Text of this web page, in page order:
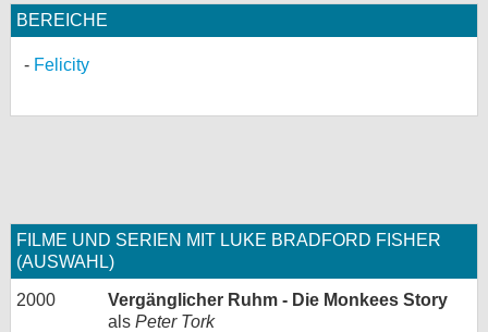
BEREICHE
Felicity
FILME UND SERIEN MIT LUKE BRADFORD FISHER
(AUSWAHL)
2000
Vergänglicher Ruhm - Die Monkees Story
als Peter Tork
Impressum